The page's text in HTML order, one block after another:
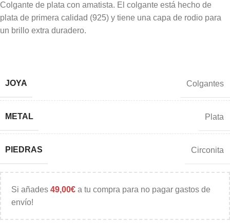
Colgante de plata con amatista. El colgante está hecho de
plata de primera calidad (925) y tiene una capa de rodio para
un brillo extra duradero.
JOYA Colgantes
METAL Plata
PIEDRAS Circonita
Si añades 49,00€ a tu compra para no pagar gastos de
envío!